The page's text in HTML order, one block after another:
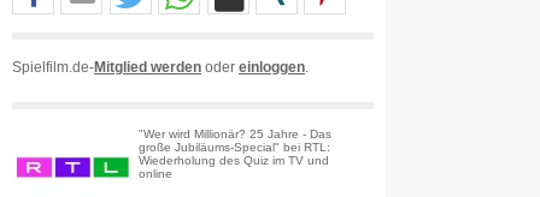
Spielfilm.de-Mitglied werden oder einloggen
"Wer wird Millionär? 25 Jahre - Das
große Jubiläums-Special" bei RTL:
Wiederholung des Quiz im TV und
online